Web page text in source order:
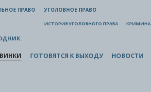
ПРАВО УГОЛОВНОЕ ПРАВО
ИСТОРИЯ УГОЛОВНОГО ПРАВА
ГОТОВЯТСЯ К ВЫХОДУ НОВОСТИ